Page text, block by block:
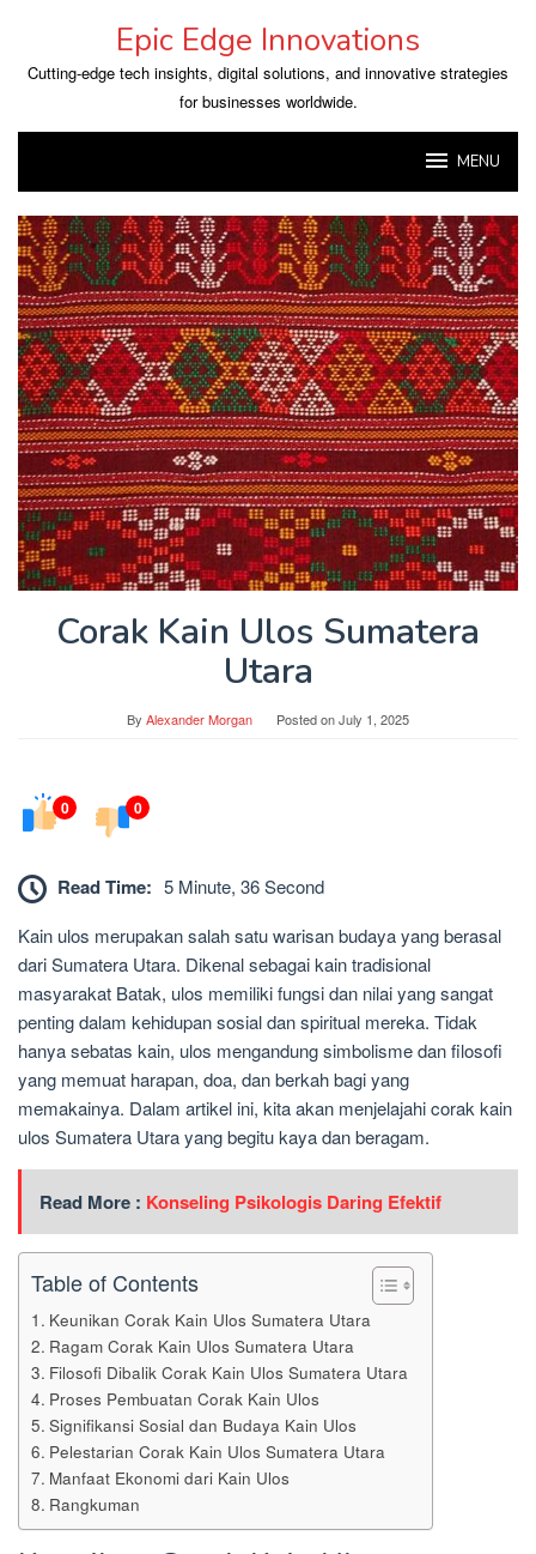
content
Epic Edge Innovations
Cutting-edge tech insights, digital solutions, and innovative strategies
for businesses worldwide.
MENU
Corak Kain Ulos Sumatera
Utara
By Alexander Morgan Posted onJuly 1, 2025
0 0
Read Time: 5 Minute, 36 Second
Kain ulos merupakan salah satu warisan budaya yang berasal
dari Sumatera Utara. Dikenal sebagai kain tradisional
masyarakat Batak, ulos memiliki fungsi dan nilai yang sangat
penting dalam kehidupan sosial dan spiritual mereka. Tidak
hanya sebatas kain, ulos mengandung simbolisme dan filosofi
yang memuat harapan, doa, dan berkah bagi yang
memakainya. Dalam artikel ini, kita akan menjelajahi corak kain
ulos Sumatera Utara yang begitu kaya dan beragam.
Read More : Konseling Psikologis Daring Efektif
Table of Contents
Keunikan Corak Kain Ulos Sumatera Utara
Ragam Corak Kain Ulos Sumatera Utara
Filosofi Dibalik Corak Kain Ulos Sumatera Utara
Proses Pembuatan Corak Kain Ulos
Signifikansi Sosial dan Budaya Kain Ulos
Pelestarian Corak Kain Ulos Sumatera Utara
Manfaat Ekonomi dari Kain Ulos
Rangkuman